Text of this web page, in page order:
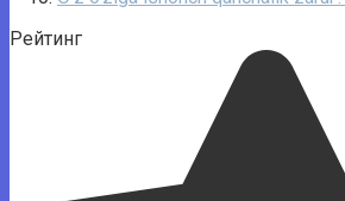
Рейтинг